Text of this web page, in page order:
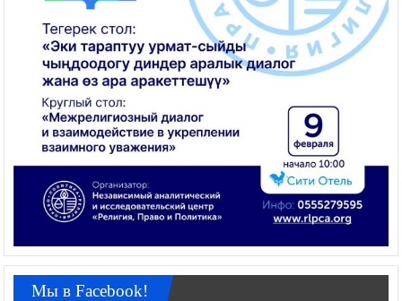
Мы в Facebook!